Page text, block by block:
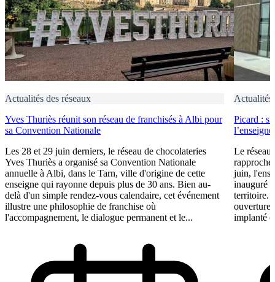
Actualités des réseaux
Yves Thuriès réunit son réseau de franchisés à Albi pour
sa Convention Nationale
Les 28 et 29 juin derniers, le réseau de chocolateries
Yves Thuriès a organisé sa Convention Nationale
annuelle à Albi, dans le Tarn, ville d'origine de cette
enseigne qui rayonne depuis plus de 30 ans. Bien au-
delà d'un simple rendez-vous calendaire, cet événement
illustre une philosophie de franchise où
l'accompagnement, le dialogue permanent et le...
Actualités
Picard :
Le réseau
rapproche
juin,
inauguré
territoire.
implanté